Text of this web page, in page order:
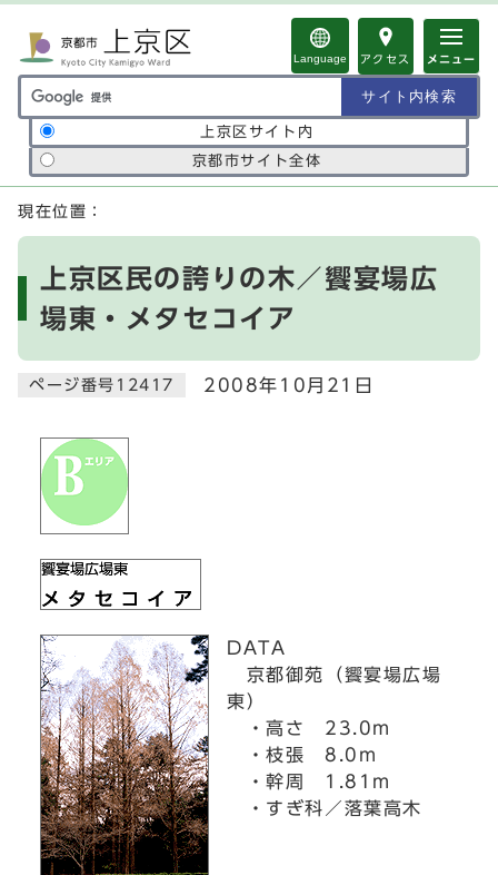
Language アクセス メニュー
サイト内検索の範囲
上京区サイト内
京都市サイト全体
ここから本文です
現在位置：
上京区民の誇りの木／饗宴場広
場東・メタセコイア
ページ番号12417 2008年10月21日
DATA
京都御苑（饗宴場広場
東）
・高さ 23.0m
・枝張 8.0m
・幹周 1.81m
・すぎ科／落葉高木